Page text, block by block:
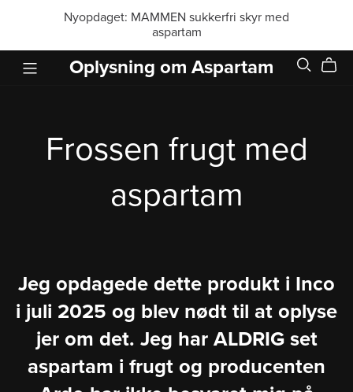
Nyopdaget: MAMMEN sukkerfri skyr med
aspartam
Oplysning om Aspartam
Frossen frugt med
aspartam
Jeg opdagede dette produkt i Inco
i juli 2025 og blev nødt til at oplyse
jer om det. Jeg har ALDRIG set
aspartam i frugt og producenten